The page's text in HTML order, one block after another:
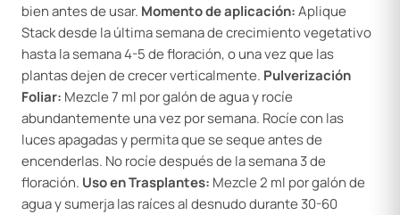
bien antes de usar. Momento de aplicación:Aplique
Stack desde la última semana de crecimiento vegetativo
hasta la semana 4-5 de floración, o una vez que las
plantas dejen de crecer verticalmente. Pulverización
Foliar: Mezcle 7 ml por galón de agua y rocíe
abundantemente una vez por semana. Rocíe con las
luces apagadas y permita que se seque antes de
encenderlas. No rocíe después de la semana 3 de
floración. Uso en Trasplantes: Mezcle 2 ml por galón de
agua y sumerja las raíces al desnudo durante 30-60